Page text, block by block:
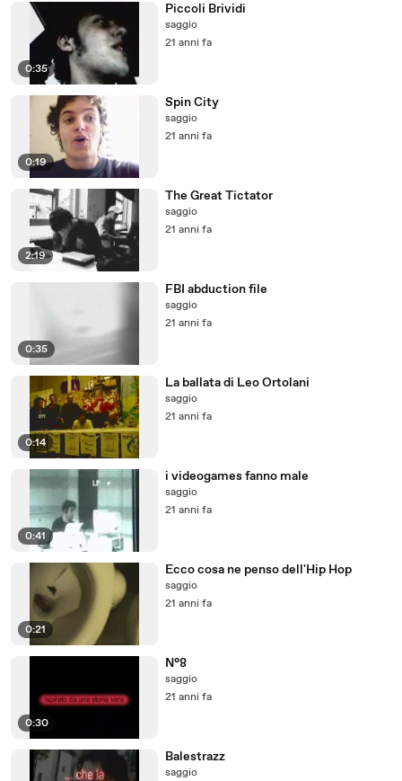
0:35
Piccoli Brividi
saggio
21 anni fa
0:19
Spin City
saggio
21 anni fa
2:19
The Great Tictator
saggio
21 anni fa
0:35
FBI abduction file
saggio
21 anni fa
0:14
La ballata di Leo Ortolani
saggio
21 anni fa
0:41
i videogames fanno male
saggio
21 anni fa
0:21
Ecco cosa ne penso dell'Hip Hop
saggio
21 anni fa
0:30
N°8
saggio
21 anni fa
Balestrazz
saggio